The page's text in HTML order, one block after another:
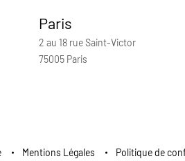
Paris
2 au 18 rue Saint-Victor
75005 Paris
Mentions Légales Politique de